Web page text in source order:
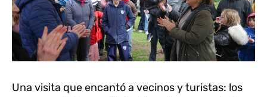
Una visita que encantó a vecinos y turistas: los